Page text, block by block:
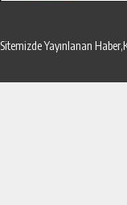
Sitemizde Yayınlanan